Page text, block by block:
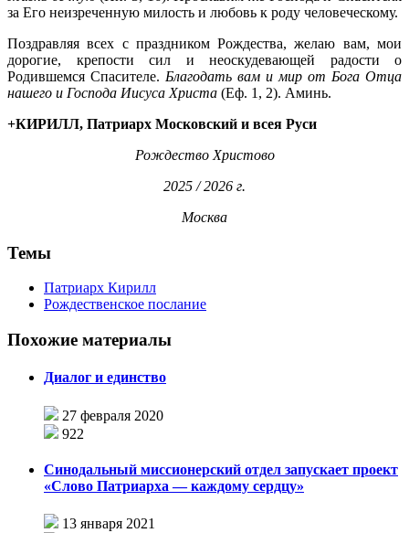
за Его неизреченную милость и любовь к роду человеческому.
Поздравляя всех с праздником Рождества, желаю вам, мои
дорогие, крепости сил и неоскудевающей радости о
Родившемся Спасителе. Благодать вам и мир от Бога Отца
нашего и Господа Иисуса Христа (Еф. 1, 2). Аминь.
+КИРИЛЛ, Патриарх Московский и всея Руси
Рождество Христово
2025 / 2026 г.
Москва
Темы
Патриарх Кирилл
Рождественское послание
Похожие материалы
Диалог и единство
27 февраля 2020
922
Синодальный миссионерский отдел запускает проект
«Слово Патриарха — каждому сердцу»
13 января 2021